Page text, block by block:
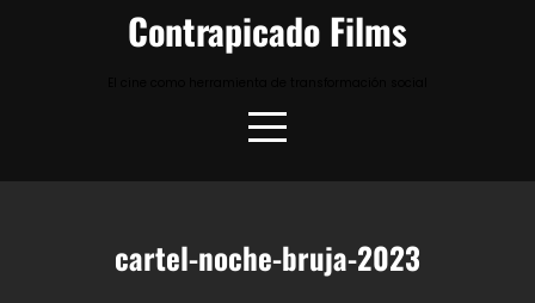
Contrapicado Films
cartel-noche-bruja-2023